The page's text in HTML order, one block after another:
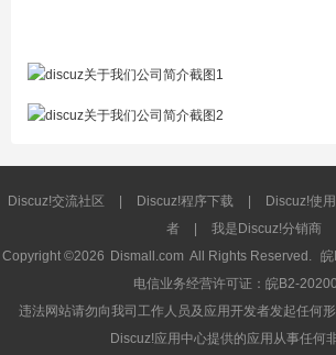
Discuz!交流社区 Discuz!程序下载 Discuz!使
者
我是Discuz!分销商
Copyright ©2026 Dismall.com All Rights Reserved.
电信业务经营许可证：皖B2-
违法网站请勿向我司工作人员及应用开发者发起任何
Discuz!应用中心提供的应用从事任何